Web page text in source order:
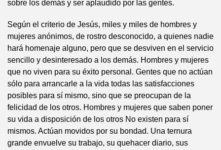
sobre los demás y ser aplaudido por las gentes.
Según el criterio de Jesús, miles y miles de hombres y
mujeres anónimos, de rostro desconocido, a quienes nadie
hará homenaje alguno, pero que se desviven en el servicio
sencillo y desinteresado a los demás. Hombres y mujeres
que no viven para su éxito personal. Gentes que no actúan
sólo para arrancarle a la vida todas las satisfacciones
posibles para sí mismo, sino que se preocupan de la
felicidad de los otros. Hombres y mujeres que saben poner
su vida a disposición de los otros No existen para sí
mismos. Actúan movidos por su bondad. Una ternura
grande envuelve su trabajo, su quehacer diario, sus